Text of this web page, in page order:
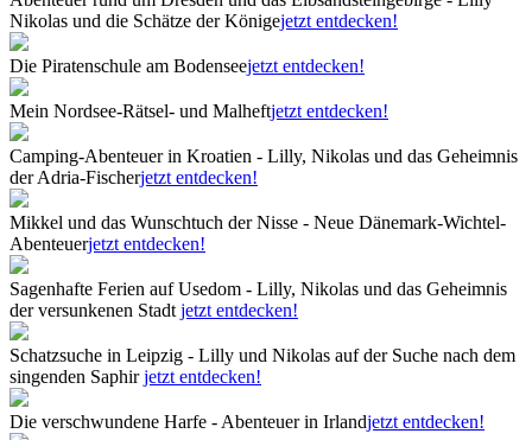
Nikolas und die Schätze der Königejetzt entdecken!
Die Piratenschule am Bodenseejetzt entdecken!
Mein Nordsee-Rätsel- und Malheftjetzt entdecken!
Camping-Abenteuer in Kroatien - Lilly, Nikolas und das Geheimnis
der Adria-Fischerjetzt entdecken!
Mikkel und das Wunschtuch der Nisse - Neue Dänemark-Wichtel-
Abenteuerjetzt entdecken!
Sagenhafte Ferien auf Usedom - Lilly, Nikolas und das Geheimnis
der versunkenen Stadt jetzt entdecken!
Schatzsuche in Leipzig - Lilly und Nikolas auf der Suche nach dem
singenden Saphirjetzt entdecken!
Die verschwundene Harfe - Abenteuer in Irlandjetzt entdecken!